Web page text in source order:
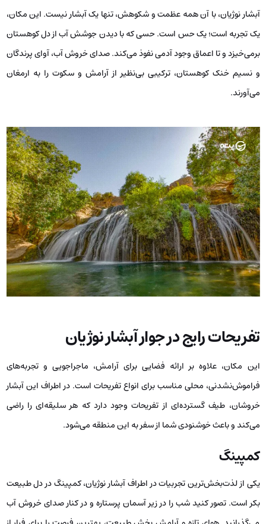
آبشار نوژیان، با آن همه عظمت و شکوهش، تنها یک آبشار نیست. این مکان،
یک تجربه است؛ یک حس است. حسی که با دیدن جوشش آب از دل کوهستان
برمی‌خیزد و تا اعماق وجود آدمی نفوذ می‌کند. صدای خروش آب، آوای پرندگان
و نسیم خنک کوهستان، ترکیبی بی‌نظیر از آرامش و سکوت را به ارمغان
می‌آورند.
تفریحات رایج در جوار آبشار نوژیان
این مکان، علاوه بر ارائه فضایی برای آرامش، ماجراجویی و تجربه‌های
فراموش‌نشدنی، محلی مناسب برای انواع تفریحات است. در اطراف این آبشار
خروشان، طیف گسترده‌ای از تفریحات وجود دارد که هر سلیقه‌ای را راضی
می‌کند و باعث خوشنودی شما از سفر به این منطقه می‌شود.
کمپینگ
یکی از لذت‌بخش‌ترین تجربیات در اطراف آبشار نوژیان، کمپینگ در دل طبیعت
بکر است. تصور کنید شب را در زیر آسمان پرستاره و در کنار صدای خروش آب